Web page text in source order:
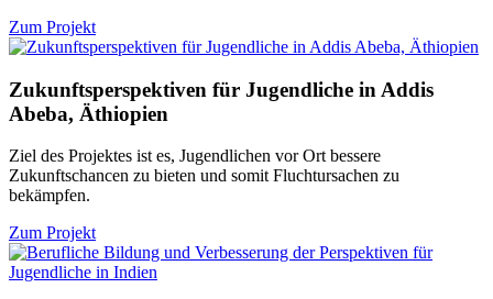
Zum Projekt
Zukunftsperspektiven für Jugendliche in Addis
Abeba, Äthiopien
Ziel des Projektes ist es, Jugendlichen vor Ort bessere
Zukunftschancen zu bieten und somit Fluchtursachen zu
bekämpfen.
Zum Projekt